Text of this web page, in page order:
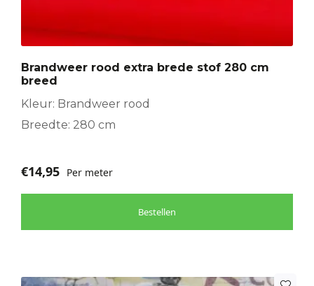
Brandweer rood extra brede stof 280 cm
breed
Kleur: Brandweer rood
Breedte: 280 cm
€14,95 Per meter
Bestellen